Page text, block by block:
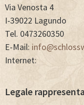
Via Venosta 4
I-39022 Lagundo
Tel. 0473260350
E-Mail:
Internet:
Legale